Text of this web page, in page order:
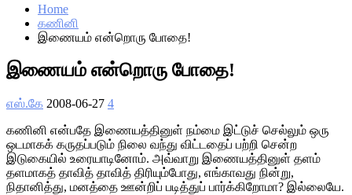
Home
கணினி
இணையம் என்றொரு போதை!
இணையம் என்றொரு போதை!
எஸ்.கே 2008-06-27 4
கணினி என்பதே இணையத்தினுள் நம்மை இட்டுச் செல்லும் ஒரு
ஒடமாகக் கருதப்படும் நிலை வந்து விட்டதைப் பற்றி சென்ற
இடுகையில் உரையாடினோம். அவ்வாறு இணையத்தினுள் தளம்
தளமாகத் தாவித் தாவித் திரியும்போது, எங்காவது நின்று,
நிதானித்து, மனத்தை ஊன்றிப் படித்துப் பார்க்கிறோமா? இல்லையே.